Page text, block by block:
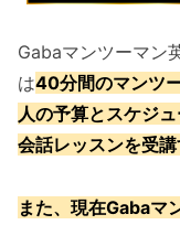
Gabaマンツーマン
は40分間のマンツ
人の予算とスケジ
会話レッスンを受
また、現在Gabaマ